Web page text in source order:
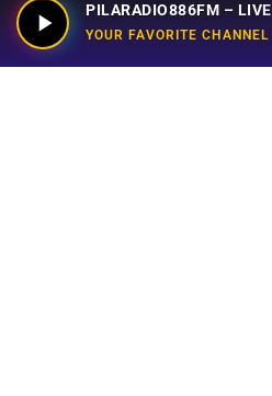
PILARADIO886FM – LIVE
YOUR FAVORITE CHANNEL